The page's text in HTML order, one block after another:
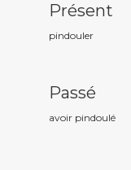
Présent
pindouler
Passé
avoir pindoulé